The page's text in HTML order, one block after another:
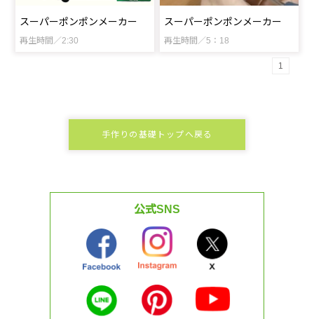
スーパーポンポンメーカー
再生時間／2:30
スーパーポンポンメーカー
再生時間／5：18
1
手作りの基礎トップへ戻る
公式SNS